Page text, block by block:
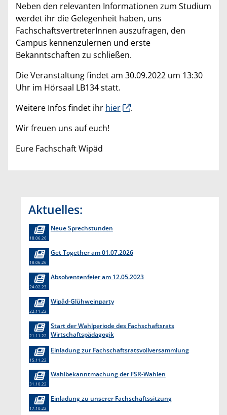
Neben den relevanten Informationen zum Studium
werdet ihr die Gelegenheit haben, uns
FachschaftsvertreterInnen auszufragen, den
Campus kennenzulernen und erste
Bekanntschaften zu schließen.
Die Veranstaltung findet am 30.09.2022 um 13:30
Uhr im Hörsaal LB134 statt.
Weitere Infos findet ihr hier
.
Wir freuen uns auf euch!
Eure Fachschaft Wipäd
Aktuelles:
Neue Sprechstunden
18.06.26
Get Together am 01.07.2026
18.06.26
Absolventenfeier am 12.05.2023
24.02.23
Wipäd-Glühweinparty
22.11.22
Start der Wahlperiode des Fachschaftsrats
Wirtschaftspädagogik
21.11.22
Einladung zur Fachschaftsratsvollversammlung
15.11.22
Wahlbekanntmachung der FSR-Wahlen
31.10.22
Einladung zu unserer Fachschaftssitzung
17.10.22